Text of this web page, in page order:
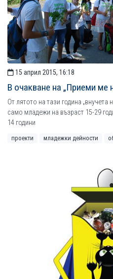
15 април 2015, 16:18
В очакване на „Приеми ме
От лятото на тази година
само младежи на възраст 15-29
14 години
проекти младежки дейности